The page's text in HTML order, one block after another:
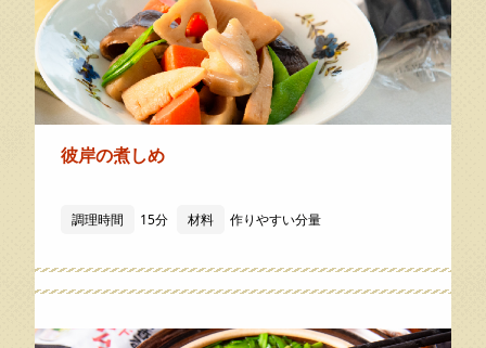
彼岸の煮しめ
調理時間 15分 材料 作りやすい分量